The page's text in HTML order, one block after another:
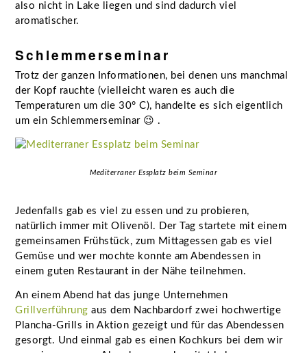
also nicht in Lake liegen und sind dadurch viel
aromatischer.
Schlemmerseminar
Trotz der ganzen Informationen, bei denen uns manchmal
der Kopf rauchte (vielleicht waren es auch die
Temperaturen um die 30° C), handelte es sich eigentlich
um ein Schlemmerseminar 😉 .
Mediterraner Essplatz beim Seminar
Jedenfalls gab es viel zu essen und zu probieren,
natürlich immer mit Olivenöl. Der Tag startete mit einem
gemeinsamen Frühstück, zum Mittagessen gab es viel
Gemüse und wer mochte konnte am Abendessen in
einem guten Restaurant in der Nähe teilnehmen.
An einem Abend hat das junge Unternehmen
Grillverführung aus dem Nachbardorf zwei hochwertige
Plancha-Grills in Aktion gezeigt und für das Abendessen
gesorgt. Und einmal gab es einen Kochkurs bei dem wir